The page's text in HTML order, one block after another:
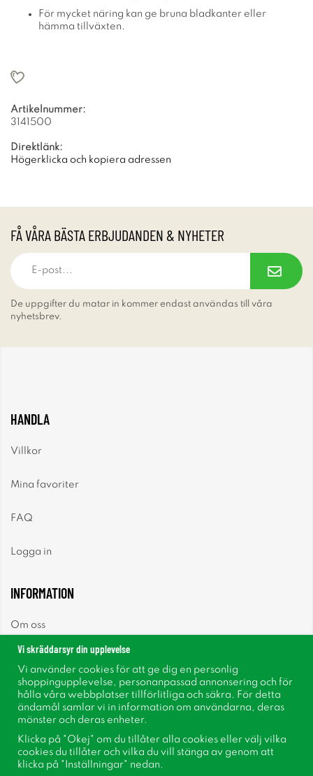
För mycket näring kan ge bruna bladkanter eller
hämma tillväxten.
Artikelnummer:
3141500
Direktlänk:
Högerklicka och kopiera adressen
FÅ VÅRA BÄSTA ERBJUDANDEN & NYHETER
De uppgifter du matar in kommer endast användas till våra
nyhetsbrev.
HANDLA
Villkor
Mina favoriter
FAQ
Logga in
INFORMATION
Om oss
Nyhetsbrev
Om cookies
Inspiration
Vi skräddarsyr din upplevelse
Vi använder cookies för att ge dig en personlig
shoppingupplevelse, personanpassad annonsering och för
hålla våra webbplatser tillförlitliga och säkra. För detta
ändamål samlar vi in information om användarna, deras
mönster och deras enheter.
Klicka på "Okej" om du tillåter alla cookies eller välj vilka
cookies du tillåter och vilka du vill stänga av genom att
klicka på "Inställningar" nedan.